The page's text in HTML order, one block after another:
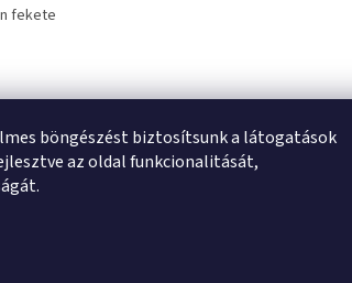
böngészést biztosítsunk a látogatások
az oldal funkcionalitását,
fekete